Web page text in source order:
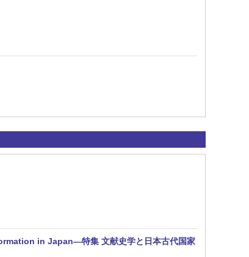
in Japan—特集 文献史学と日本古代国家